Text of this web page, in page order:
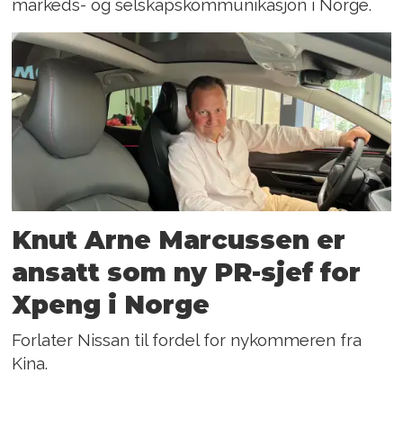
markeds- og selskapskommunikasjon i Norge.
Knut Arne Marcussen er
ansatt som ny PR-sjef for
Xpeng i Norge
Forlater Nissan til fordel for nykommeren fra
Kina.